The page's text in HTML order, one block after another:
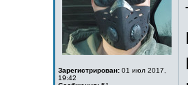
Зарегистрирован: 01 июл 2017,
19:42